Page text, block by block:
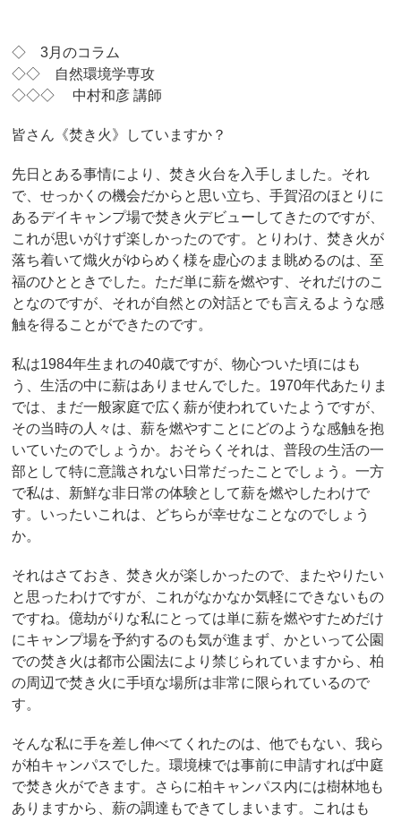
◇ 3月のコラム
◇◇ 自然環境学専攻
◇◇◇ 中村和彦 講師
皆さん《焚き火》していますか？
先日とある事情により、焚き火台を入手しました。それ
で、せっかくの機会だからと思い立ち、手賀沼のほとりに
あるデイキャンプ場で焚き火デビューしてきたのですが、
これが思いがけず楽しかったのです。とりわけ、焚き火が
落ち着いて熾火がゆらめく様を虚心のまま眺めるのは、至
福のひとときでした。ただ単に薪を燃やす、それだけのこ
となのですが、それが自然との対話とでも言えるような感
触を得ることができたのです。
私は1984年生まれの40歳ですが、物心ついた頃にはも
う、生活の中に薪はありませんでした。1970年代あたりま
では、まだ一般家庭で広く薪が使われていたようですが、
その当時の人々は、薪を燃やすことにどのような感触を抱
いていたのでしょうか。おそらくそれは、普段の生活の一
部として特に意識されない日常だったことでしょう。一方
で私は、新鮮な非日常の体験として薪を燃やしたわけで
す。いったいこれは、どちらが幸せなことなのでしょう
か。
それはさておき、焚き火が楽しかったので、またやりたい
と思ったわけですが、これがなかなか気軽にできないもの
ですね。億劫がりな私にとっては単に薪を燃やすためだけ
にキャンプ場を予約するのも気が進まず、かといって公園
での焚き火は都市公園法により禁じられていますから、柏
の周辺で焚き火に手頃な場所は非常に限られているので
す。
そんな私に手を差し伸べてくれたのは、他でもない、我ら
が柏キャンパスでした。環境棟では事前に申請すれば中庭
で焚き火ができます。さらに柏キャンパス内には樹林地も
ありますから、薪の調達もできてしまいます。これはも